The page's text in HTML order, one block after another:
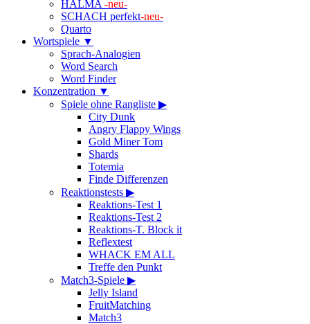
HALMA -neu-
SCHACH perfekt-neu-
Quarto
Wortspiele ▼
Sprach-Analogien
Word Search
Word Finder
Konzentration ▼
Spiele ohne Rangliste ▶
City Dunk
Angry Flappy Wings
Gold Miner Tom
Shards
Totemia
Finde Differenzen
Reaktionstests ▶
Reaktions-Test 1
Reaktions-Test 2
Reaktions-T. Block it
Reflextest
WHACK EM ALL
Treffe den Punkt
Match3-Spiele ▶
Jelly Island
FruitMatching
Match3